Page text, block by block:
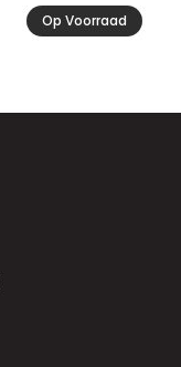
Op Voorraad